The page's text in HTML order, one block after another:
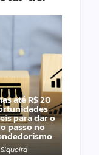
até R$ 20
para dar o
passo no